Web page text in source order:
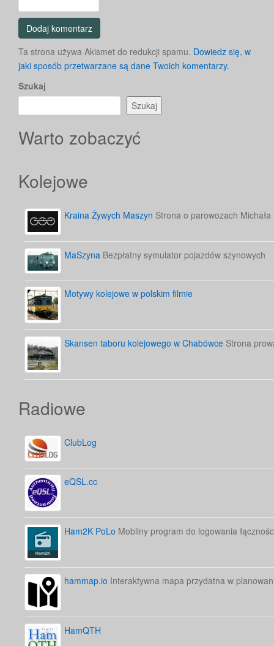
Ta strona używa Akismet do redukcji spamu. Dowiedz się, w
jaki sposób przetwarzane są dane Twoich komentarzy.
Szukaj
Szukaj
Warto zobaczyć
Kolejowe
Kraina Żywych Maszyn Strona o parowozach
MaSzyna Bezpłatny symulator pojazdów szynowych
Motywy kolejowe w polskim filmie
Skansen taboru kolejowego w Chabówce Strona
Radiowe
ClubLog
eQSL.cc
Ham2K PoLo Mobilny program do logowania
hammap.io Interaktywna mapa przydatna w
HamQTH